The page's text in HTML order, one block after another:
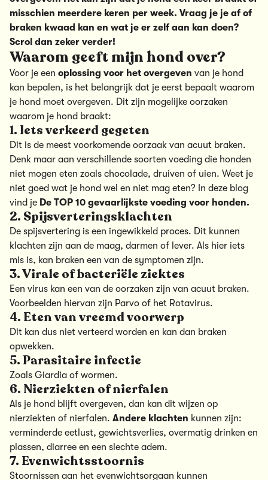
misschien meerdere keren per week. Vraag je je af of
braken kwaad kan en wat je er zelf aan kan doen?
Scrol dan zeker verder!
Waarom geeft mijn hond over?
Voor je een oplossing voor het overgeven van je hond
kan bepalen, is het belangrijk dat je eerst bepaalt waarom
je hond moet overgeven. Dit zijn mogelijke oorzaken
waarom je hond braakt:
1. Iets verkeerd gegeten
Dit is de meest voorkomende oorzaak van acuut braken.
Denk maar aan verschillende soorten voeding die honden
niet mogen eten zoals chocolade, druiven of uien. Weet je
niet goed wat je hond wel en niet mag eten? In deze blog
vind je De TOP 10 gevaarlijkste voeding voor honden.
2. Spijsverteringsklachten
De spijsvertering is een ingewikkeld proces. Dit kunnen
klachten zijn aan de maag, darmen of lever. Als hier iets
mis is, kan braken een van de symptomen zijn.
3. Virale of bacteriële ziektes
Een virus kan een van de oorzaken zijn van acuut braken.
Voorbeelden hiervan zijn Parvo of het Rotavirus.
4. Eten van vreemd voorwerp
Dit kan dus niet verteerd worden en kan dan braken
opwekken.
5. Parasitaire infectie
Zoals Giardia of wormen.
6. Nierziekten of nierfalen
Als je hond blijft overgeven, dan kan dit wijzen op
nierziekten of nierfalen. Andere klachten kunnen zijn:
verminderde eetlust, gewichtsverlies, overmatig drinken en
plassen, diarree en een slechte adem.
7. Evenwichtsstoornis
Stoornissen aan het evenwichtsorgaan kunnen